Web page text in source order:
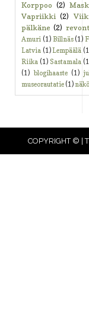
Korppoo (2)
Vapriikki (2)
pälkäne (2)
Amuri (1) Billnäs (1)
Latvia (1)Lempäälä
Riika (1) Sastamala
(1) blogihaaste (1)
museorautatie(1)
COPYRIGHT © |